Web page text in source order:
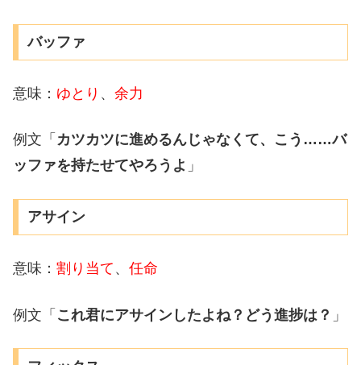
バッファ
意味： ゆとり 、 余力
例文「 カツカツに進めるんじゃなくて、こう……バ
ッファを持たせてやろうよ 」
アサイン
意味： 割り当て 、 任命
例文「 これ君にアサインしたよね？どう進捗は？ 」